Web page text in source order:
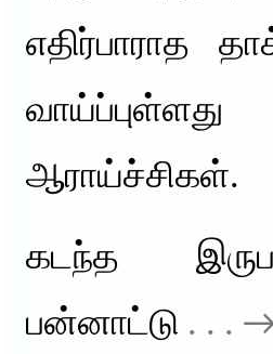
எதிர்பாராத
ஆராய்ச்சிகள்.
கடந்த
பன்னாட்டு . . .